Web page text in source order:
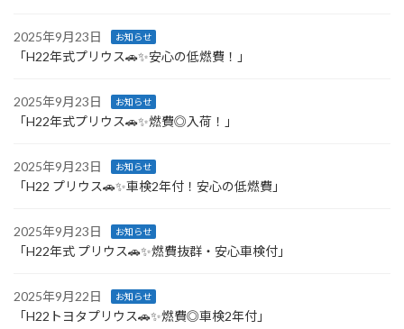
2025年9月23日 お知らせ
「H22年式プリウス🚗✨安心の低燃費！」
2025年9月23日 お知らせ
「H22年式プリウス🚗✨燃費◎入荷！」
2025年9月23日 お知らせ
「H22 プリウス🚗✨車検2年付！安心の低燃費」
2025年9月23日 お知らせ
「H22年式 プリウス🚗✨燃費抜群・安心車検付」
2025年9月22日 お知らせ
「H22トヨタプリウス🚗✨燃費◎車検2年付」